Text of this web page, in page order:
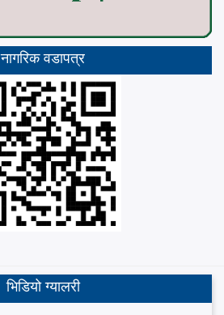
नागरिक वडापत्र
भिडियो ग्यालरी